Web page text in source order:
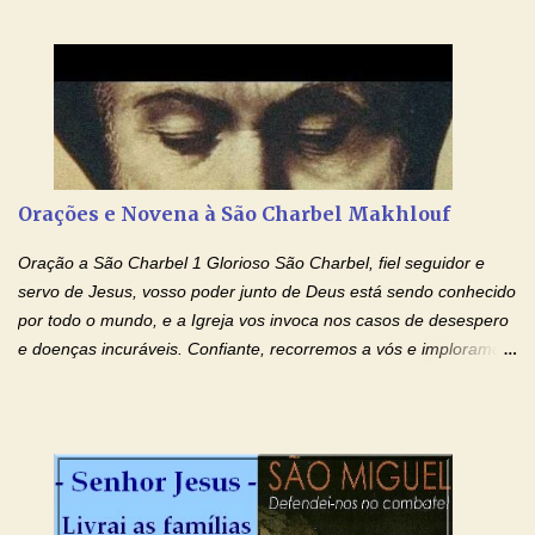
mim o teu fervor, a tua sabedoria e a tua fé. Mostra tua bondade,
ajudando-me e eu me esforçarei para imitar tuas virtudes.
Glória… Amável protetor meu, o estudo geralmente é difícil, duro
e entediante para mim. Tu podes deixar tudo isso mais fácil e
esforço maior em meus estudos e uma vida mais digna de tua
santidade. Glória… Deus, que quiseste atrair tudo a teu unigênito
Filho, que foi crucificado, permite que, pelos méritos e exemplos
de te...
Orações e Novena à São Charbel Makhlouf
Oração a São Charbel 1 Glorioso São Charbel, fiel seguidor e
servo de Jesus, vosso poder junto de Deus está sendo conhecido
por todo o mundo, e a Igreja vos invoca nos casos de desespero
e doenças incuráveis. Confiante, recorremos a vós e imploramos
Queremos sempre lembrar-nos deste favor, da vossa intercessão
e invocar-vos como nosso patrono, para maior glória de Deus e o
bem de nossas almas. São Charbel! Rogai por Nós e por todos